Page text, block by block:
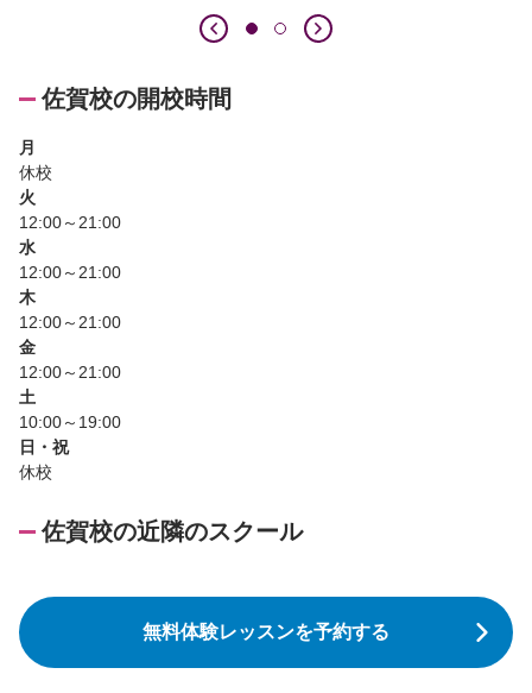
佐賀校の開校時間
月
休校
火
12:00～21:00
水
12:00～21:00
木
12:00～21:00
金
12:00～21:00
土
10:00～19:00
日・祝
休校
佐賀校の近隣のスクール
無料体験レッスンを予約する